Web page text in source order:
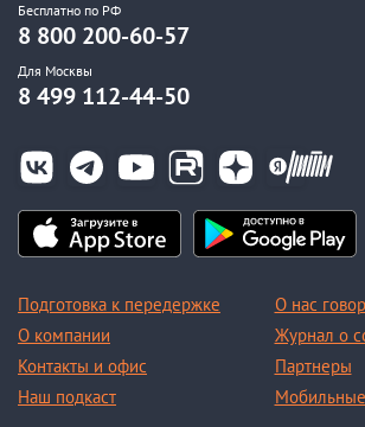
Бесплатно по РФ
8 800 200-60-57
Для Москвы
8 499 112-44-50
Подготовка к передержке
О компании
Контакты и офис
Наш подкаст
О нас
Журнал о
Партнеры